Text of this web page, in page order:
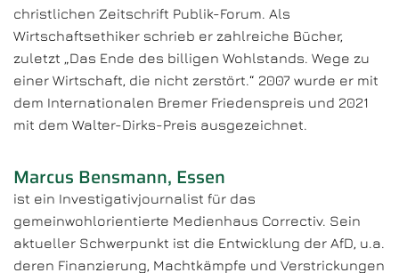
christlichen Zeitschrift Publik-Forum. Als
Wirtschaftsethiker schrieb er zahlreiche Bücher,
zuletzt „Das Ende des billigen Wohlstands. Wege zu
einer Wirtschaft, die nicht zerstört.“ 2007 wurde er mit
dem Internationalen Bremer Friedenspreis und 2021
mit dem Walter-Dirks-Preis ausgezeichnet.
Marcus Bensmann, Essen
ist ein Investigativjournalist für das
gemeinwohlorientierte Medienhaus Correctiv. Sein
aktueller Schwerpunkt ist die Entwicklung der AfD, u.a.
deren Finanzierung, Machtkämpfe und Verstrickungen